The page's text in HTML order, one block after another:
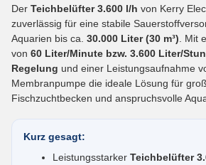
Der Teichbelüfter 3.600 l/h von Kerry
zuverlässig für eine stabile
Aquarien bis ca. 30.000 Liter (30 m³) . Mit
von 60 Liter/Minute bzw. 3.600 Liter/
Regelung und einer Leistungsaufnahme
Membranpumpe die ideale Lösung für
Fischzuchtbecken und anspruchsvolle
Kurz gesagt:
Leistungsstarker Teichbelüfter